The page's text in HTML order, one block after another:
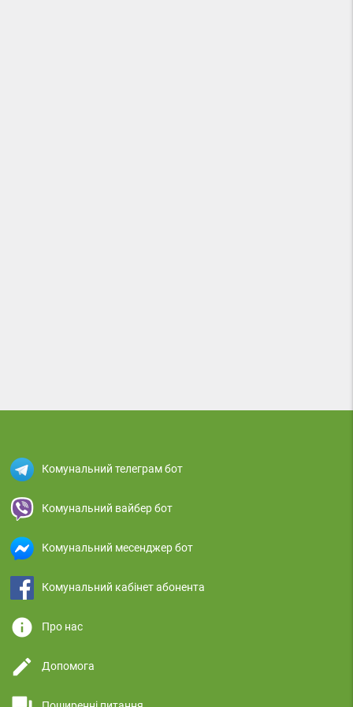
Комунальний телеграм бот
Комунальний вайбер бот
Комунальний месенджер бот
Комунальний кабінет абонента
info Про нас
edit Допомога